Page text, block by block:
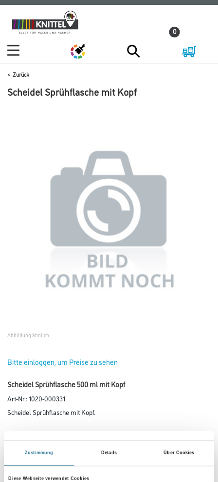
Zustimmung Details Über Cookies
Diese Webseite verwendet Cookies
Zum
Inhalt
Zum
Navigationsmenü
0
Zurück
Scheidel Sprühflasche mit Kopf
Abbildung ähnlich
Bitte einloggen, um Preise zu sehen
Scheidel Sprühflasche 500 ml mit Kopf
Art-Nr.:1020-000331
Scheidel Sprühflasche mit Kopf.